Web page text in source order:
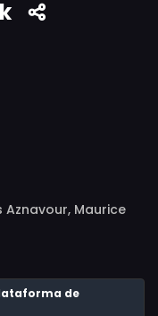
Aznavour, Maurice
de